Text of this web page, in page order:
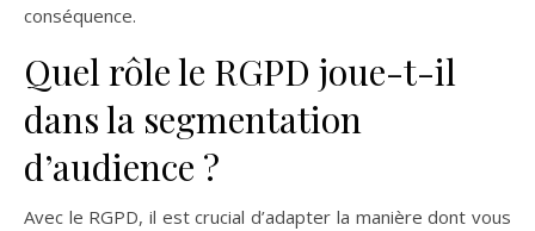
conséquence.
Quel rôle le RGPD joue-t-il
dans la segmentation
d’audience ?
Avec le RGPD, il est crucial d’adapter la manière dont vous